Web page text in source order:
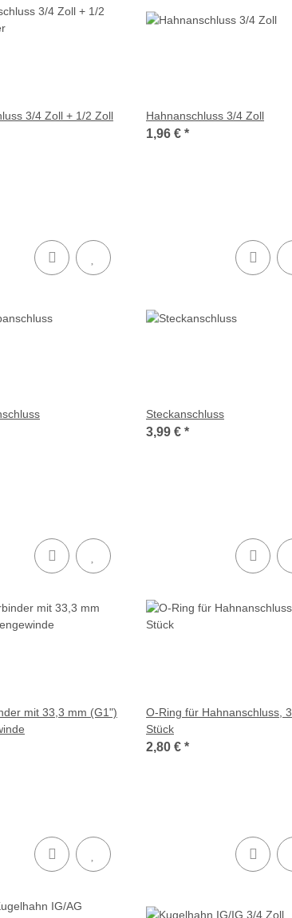
3/4 Zoll + 1/2 Zoll
Hahnanschluss 3/4 Zoll
1,96 € *
Steckanschluss
3,99 € *
mit 33,3 mm (G1")
O-Ring für Hahnanschluss, 3
Stück
2,80 € *